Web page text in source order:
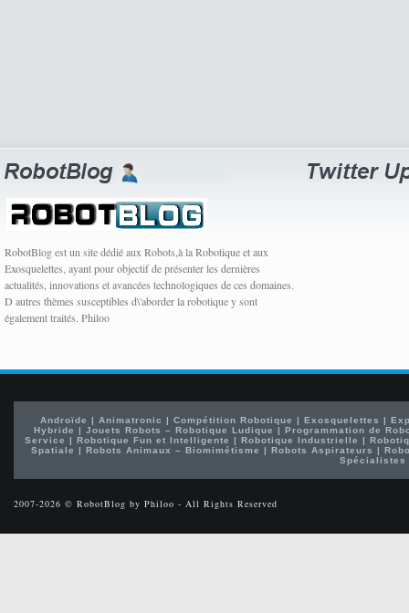
RobotBlog est un site dédié aux Robots,à la Robotique et aux
Exosquelettes, ayant pour objectif de présenter les dernières
actualités, innovations et avancées technologiques de ces domaines.
D autres thèmes susceptibles d\'aborder la robotique y sont
également traités. Philoo
Androïde | Animatronic | Compétition Robotique | Exosquelettes |
Hybride |Jouets Robots – Robotique Ludique |Programmation de
Service | Robotique Fun et Intelligente | Robotique Industrielle |
Spatiale | Robots Animaux – Biomimétisme | Robots Aspirateurs |
Spécialistes
2007-2026 © RobotBlog by Philoo - All Rights Reserved